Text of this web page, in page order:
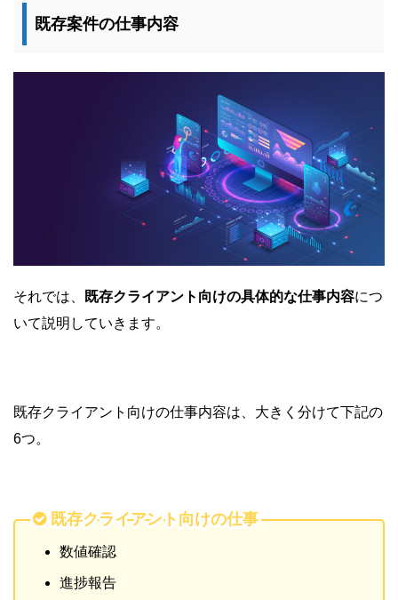
既存案件の仕事内容
それでは、 既存クライアント向けの具体的な仕事内容につ
いて説明していきます。
既存クライアント向けの仕事内容は、大きく分けて下記の
6つ。
既存クライアント向けの仕事
数値確認
進捗報告